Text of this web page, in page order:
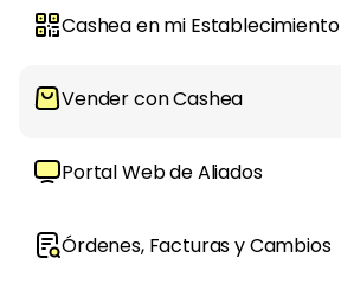
Cashea en mi Establecimiento
Vender con Cashea
Portal Web de Aliados
Órdenes, Facturas y Cambios